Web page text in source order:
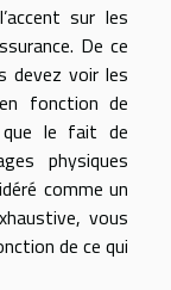
sur les
De ce
devez voir les
fonction de
le fait de
physiques
comme un
vous
de ce qui